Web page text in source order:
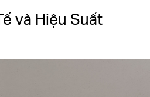
và Hiệu Suất